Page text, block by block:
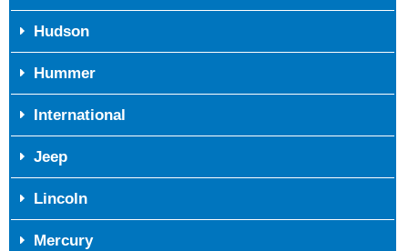
Hudson
Hummer
International
Jeep
Lincoln
Mercury